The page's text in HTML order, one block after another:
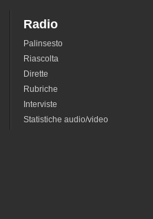
Radio
Palinsesto
Riascolta
Dirette
Rubriche
Interviste
Statistiche audio/video